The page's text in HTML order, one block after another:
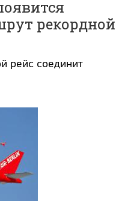
рекордной
рейс соединит